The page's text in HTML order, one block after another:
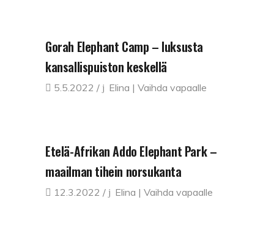
Gorah Elephant Camp – luksusta
kansallispuiston keskellä
5.5.2022 Elina | Vaihda vapaalle
Etelä-Afrikan Addo Elephant Park –
maailman tihein norsukanta
12.3.2022 Elina | Vaihda vapaalle